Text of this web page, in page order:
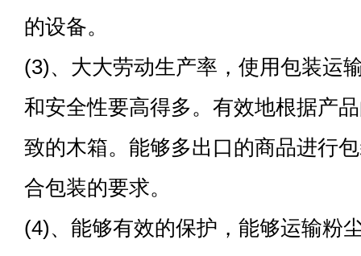
的设备。
(3)、大大劳动生产率，使用包装运
和安全性要高得多。有效地根据产
致的木箱。能够多出口的商品进行
合包装的要求。
(4)、能够有效的保护，能够运输粉